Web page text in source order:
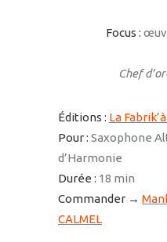
Focus :
Chef
Éditions : La
Pour : Saxophone
d’Harmonie
Durée : 18 min
Commander →
CALMEL